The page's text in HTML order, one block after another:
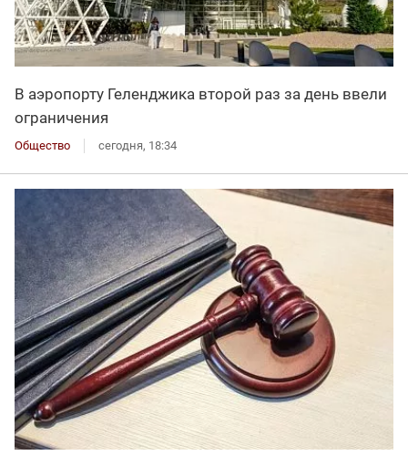
В аэропорту Геленджика второй раз за день ввели
ограничения
Общество сегодня, 18:34